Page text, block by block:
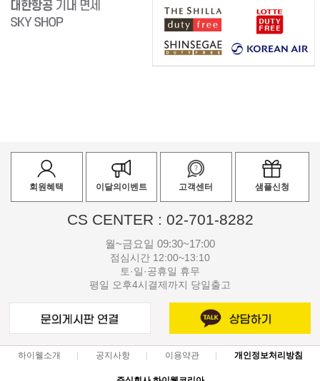
회원혜택 이달의이벤트 고객센터 샘플신청
CS CENTER : 02-701-8282
월~금요일 09:30~17:00
점심시간 12:00~13:10
토·일·공휴일 휴무
평일 오후4시결제까지 당일출고
하이웰소개 공지사항 이용약관 개인정보처리방침